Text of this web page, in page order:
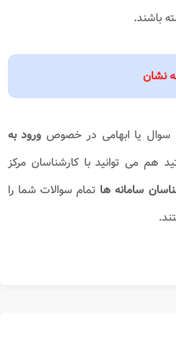
باشند.
نشان
سوال یا ابهامی در خصوص ورود به
هم می توانید با کارشناسان مرکز
سامانه ها تمام سوالات شما را